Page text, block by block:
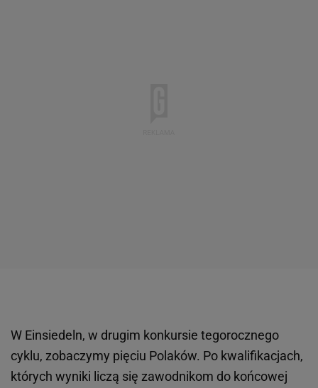
W Einsiedeln, w drugim konkursie tegorocznego
cyklu, zobaczymy pięciu Polaków. Po kwalifikacjach,
których wyniki liczą się zawodnikom do końcowej